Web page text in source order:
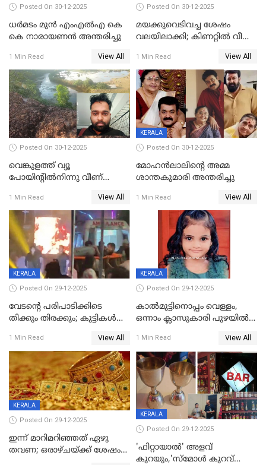
Posted On 30-12-2025
ധർമടം മുൻ എംഎല്‍എ കെ
കെ നാരായണന്‍ അന്തരിച്ചു
1 Min Read View All
Posted On 30-12-2025
മയക്കുവെടിവച്ച ശേഷം
വലയിലാക്കി; കിണറ്റിൽ വീണ
1 Min Read View All
Posted On 30-12-2025
വെങ്കുളത്ത് വ്യൂ
പോയിന്റിൽനിന്നു വീണ്
1 Min Read View All
KERALA
Posted On 30-12-2025
മോഹന്‍ലാലിന്‍റെ അമ്മ
ശാന്തകുമാരി അന്തരിച്ചു
1 Min Read View All
KERALA
Posted On 29-12-2025
വേടന്റെ പരിപാടിക്കിടെ
തിക്കും തിരക്കും; കുട്ടികള്‍
പരിക്ക്; പാളം മറികടന്ന
യുവാവ് ട്രെയിന്‍ തട്ടി മരിച്ചു
1 Min Read View All
KERALA
Posted On 29-12-2025
കാൽമുട്ടിനൊപ്പം വെള്ളം,
ഒന്നാം ക്ലാസുകാരി പുഴയിൽ
കുട്ടികൾക്കൊപ്പം
കളിക്കുന്നതിനിടെ
1 Min Read View All
KERALA
Posted On 29-12-2025
ഇന്ന് മാറിമറിഞ്ഞത് ഏഴു
തവണ; ഒരാഴ്ചയ്ക്ക് ശേഷം
KERALA
Posted On 29-12-2025
'ഫിറ്റായാൽ' അളവ്
കുറയും,'സ്‌മോൾ കുറവ്